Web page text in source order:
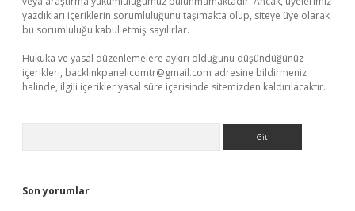
yazdıkları içeriklerin sorumluluğunu taşımakta olup, siteye üye olarak
bu sorumluluğu kabul etmiş sayılırlar.
Hukuka ve yasal düzenlemelere aykırı olduğunu düşündüğünüz
içerikleri, backlinkpanelicomtr@gmail.com adresine bildirmeniz
halinde, ilgili içerikler yasal süre içerisinde sitemizden kaldırılacaktır.
Son yorumlar